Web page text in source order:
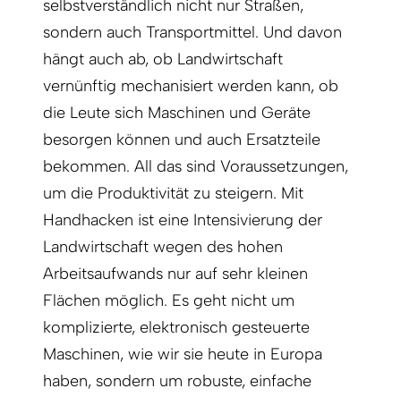
selbstverständlich nicht nur Straßen,
sondern auch Transportmittel. Und davon
hängt auch ab, ob Landwirtschaft
vernünftig mechanisiert werden kann, ob
die Leute sich Maschinen und Geräte
besorgen können und auch Ersatzteile
bekommen. All das sind Voraussetzungen,
um die Produktivität zu steigern. Mit
Handhacken ist eine Intensivierung der
Landwirtschaft wegen des hohen
Arbeitsaufwands nur auf sehr kleinen
Flächen möglich. Es geht nicht um
komplizierte, elektronisch gesteuerte
Maschinen, wie wir sie heute in Europa
haben, sondern um robuste, einfache